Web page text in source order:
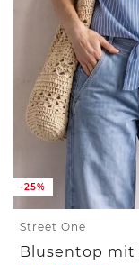
-25%
Street One